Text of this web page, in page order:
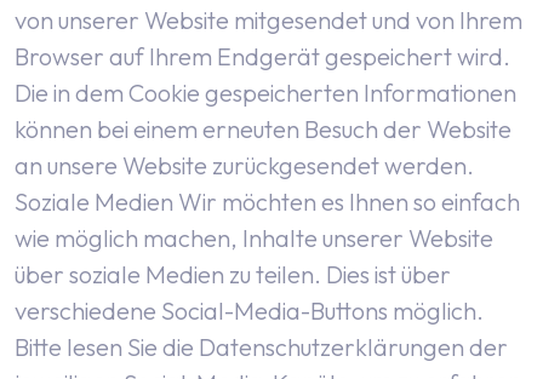
von unserer Website mitgesendet und von Ihrem
Browser auf Ihrem Endgerät gespeichert wird.
Die in dem Cookie gespeicherten Informationen
können bei einem erneuten Besuch der Website
an unsere Website zurückgesendet werden.
Soziale Medien Wir möchten es Ihnen so einfach
wie möglich machen, Inhalte unserer Website
über soziale Medien zu teilen. Dies ist über
verschiedene Social-Media-Buttons möglich.
Bitte lesen Sie die Datenschutzerklärungen der